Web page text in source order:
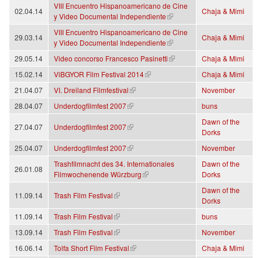
02.04.14
VIII Encuentro Hispanoamericano de Cine
y Video Documental Independiente
(Link ist extern)
Chaja & Mimi
29.03.14
VIII Encuentro Hispanoamericano de Cine
y Video Documental Independiente
(Link ist extern)
Chaja & Mimi
29.05.14 Video concorso Francesco Pasinetti
(Link ist extern)
Chaja & Mimi
15.02.14
ViBGYOR Film Festival 2014
(Link ist extern)
Chaja & Mimi
21.04.07
VI. Dreiland Filmfestival
(Link ist extern)
November
28.04.07
Underdogfilmfest 2007
(Link ist extern) buns
27.04.07 Underdogfilmfest 2007
(Link ist extern)
Dawn of the
Dorks
25.04.07
Underdogfilmfest 2007
(Link ist extern) November
26.01.08
Trashfilmnacht des 34. Internationales
Filmwochenende Würzburg
(Link ist extern)
Dawn of the
Dorks
11.09.14 Trash Film Festival
(Link ist extern)
Dawn of the
Dorks
11.09.14
Trash Film Festival
(Link ist extern)
buns
13.09.14
Trash Film Festival
(Link ist extern)
November
16.06.14
Tolfa Short Film Festival
(Link ist extern)
Chaja & Mimi